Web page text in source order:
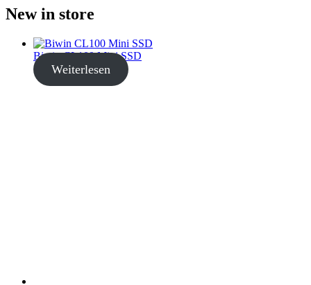
New in store
Biwin CL100 Mini SSD
Weiterlesen